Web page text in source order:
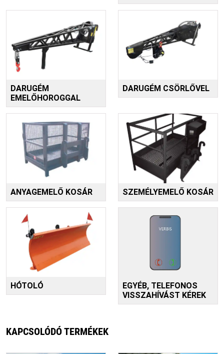
DARUGÉM
EMELŐHOROGGAL
DARUGÉM CSÖRLŐVEL
ANYAGEMELŐ KOSÁR SZEMÉLYEMELŐ KOSÁR
HÓTOLÓ
EGYÉB, TELEFONOS
VISSZAHÍVÁST KÉREK
KAPCSOLÓDÓ TERMÉKEK